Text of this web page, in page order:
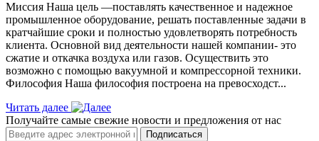
Миссия Наша цель ―поставлять качественное и надежное
промышленное оборудование, решать поставленные задачи в
кратчайшие сроки и полностью удовлетворять потребность
клиента. Основной вид деятельности нашей компании- это
сжатие и откачка воздуха или газов. Осуществить это
возможно с помощью вакуумной и компрессорной техники.
Философия Наша философия построена на превосходст...
Читать далее
Получайте самые свежие новости и предложения от нас
Подписаться